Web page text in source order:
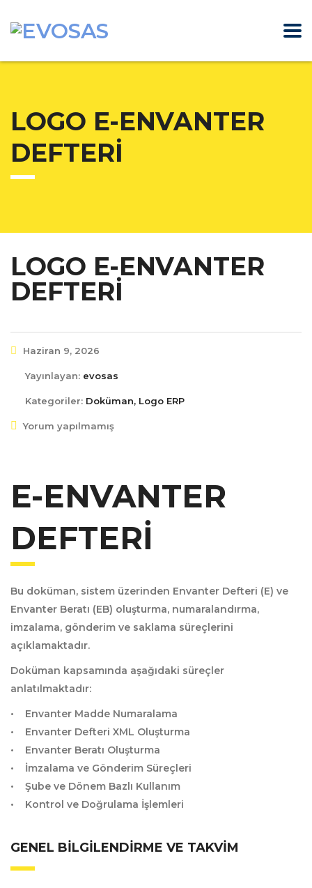
LOGO E-ENVANTER
DEFTERİ
LOGO E-ENVANTER
DEFTERİ
Haziran 9, 2026
Yayınlayan: evosas
Kategoriler: Doküman, Logo ERP
Yorum yapılmamış
E-ENVANTER
DEFTERI
Bu doküman, sistem üzerinden Envanter Defteri (E) ve
Envanter Beratı (EB) oluşturma, numaralandırma,
imzalama, gönderim ve saklama süreçlerini
açıklamaktadır.
Doküman kapsamında aşağıdaki süreçler
anlatılmaktadır:
• Envanter Madde Numaralama
• Envanter Defteri XML Oluşturma
• Envanter Beratı Oluşturma
• İmzalama ve Gönderim Süreçleri
• Şube ve Dönem Bazlı Kullanım
• Kontrol ve Doğrulama İşlemleri
GENEL BILGILENDIRME VE TAKVIM